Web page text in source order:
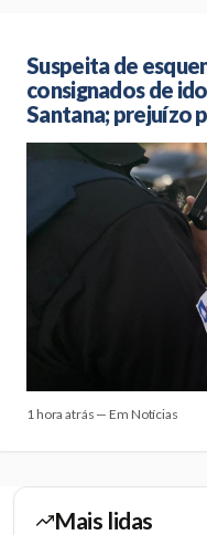
Suspeita de
consignados de
Santana; prejuízo
1 hora atrás — Em Notícias
Mais lidas